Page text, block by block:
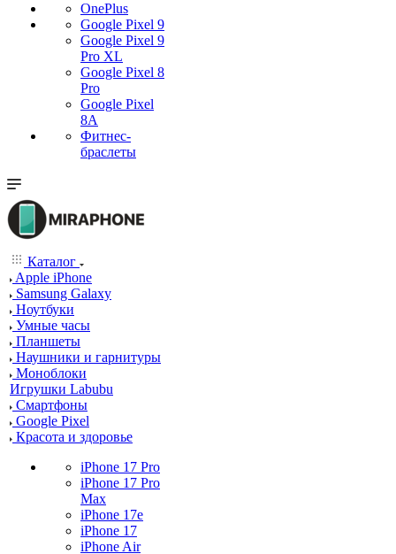
OnePlus
Google Pixel 9
Google Pixel 9
Pro XL
Google Pixel 8
Pro
Google Pixel
8A
Фитнес-
браслеты
Каталог
Apple iPhone
Samsung Galaxy
Ноутбуки
Умные часы
Планшеты
Наушники и гарнитуры
Моноблоки
Игрушки Labubu
Смартфоны
Google Pixel
Красота и здоровье
iPhone 17 Pro
iPhone 17 Pro
Max
iPhone 17e
iPhone 17
iPhone Air